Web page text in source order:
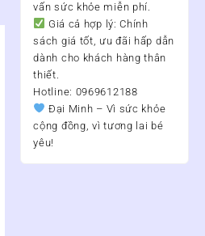
vấn sức khỏe miễn phí.
Giá cả hợp lý: Chính
sách giá tốt, ưu đãi hấp dẫn
dành cho khách hàng thân
thiết.
Hotline: 0969612188
Đại Minh – Vì sức khỏe
cộng đồng, vì tương lai bé
yêu!